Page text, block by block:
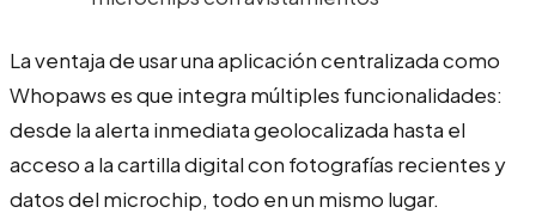
La ventaja de usar una aplicación centralizada como
Whopaws es que integra múltiples funcionalidades:
desde la alerta inmediata geolocalizada hasta el
acceso a la cartilla digital con fotografías recientes y
datos del microchip, todo en un mismo lugar.